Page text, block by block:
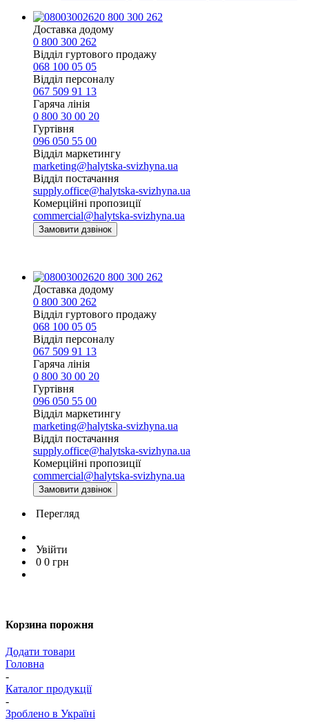
0 800 300 262
Доставка додому
0 800 300 262
Відділ гуртового продажу
068 100 05 05​
Відділ персоналу
067 509 91 13
Гаряча лінія
0 800 30 00 20
Гуртівня
096 050 55 00
Відділ маркетингу
marketing@halytska-svizhyna.ua
Відділ постачання
supply.office@halytska-svizhyna.ua
Комерційні пропозиції
commercial@halytska-svizhyna.ua
Замовити дзвінок
0 800 300 262
Доставка додому
0 800 300 262
Відділ гуртового продажу
068 100 05 05​
Відділ персоналу
067 509 91 13
Гаряча лінія
0 800 30 00 20
Гуртівня
096 050 55 00
Відділ маркетингу
marketing@halytska-svizhyna.ua
Відділ постачання
supply.office@halytska-svizhyna.ua
Комерційні пропозиції
commercial@halytska-svizhyna.ua
Замовити дзвінок
Перегляд
Увійти
0 0 грн
Корзина порожня
Додати товари
Головна
-
Каталог продукції
-
Зроблено в Україні